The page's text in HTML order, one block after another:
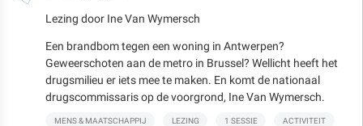
Lezing door Ine Van Wymersch
Een brandbom tegen een woning in Antwerpen?
Geweerschoten aan de metro in Brussel? Wellicht heeft het
drugsmilieu er iets mee te maken. En komt de nationaal
drugscommissaris op de voorgrond, Ine Van Wymersch.
MENS & MAATSCHAPPIJ LEZING 1 SESSIE ACTIVITEIT